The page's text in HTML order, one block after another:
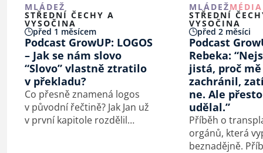
MLÁDEŽ
STŘEDNÍ ČECHY A
VYSOČINA
před 1 měsícem
Podcast GrowUP: LOGOS
– Jak se nám slovo
“Slovo” vlastně ztratilo
v překladu?
Co přesně znamená logos
v původní řečtině? Jak Jan už
v první kapitole rozdělil
MLÁDEŽMÉDIA
STŘEDNÍ
VYSOČINA
před 2 měsíci
Podcast
Rebeka:
jistá, proč
zachránil,
ne. Ale
udělal.”
Příběh o
orgánů, která
beznadějně.